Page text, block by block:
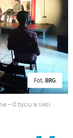
Fot. BRG
– O byciu w sieci